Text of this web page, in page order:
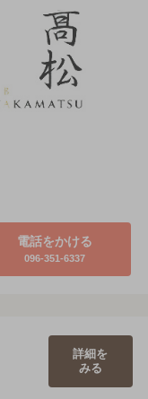
電話をかける
096-351-6337
詳細を
みる